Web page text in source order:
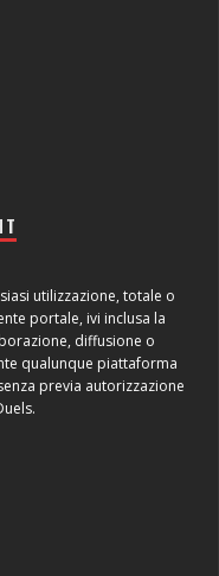
utilizzazione, totale o
portale, ivi inclusa la
diffusione o
qualunque piattaforma
previa autorizzazione